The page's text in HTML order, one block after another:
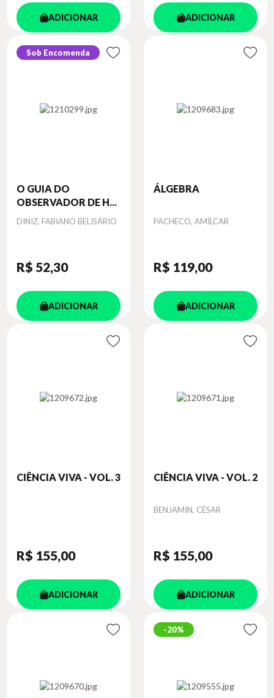
ADICIONAR ADICIONAR
Sob Encomenda
O GUIA DO
OBSERVADOR DE H...
Autor
DINIZ, FABIANO BELISÁRIO
R$ 52,30
ADICIONAR
ÁLGEBRA
Autor
PACHECO, AMÍLCAR
R$ 119,00
ADICIONAR
CIÊNCIA VIVA - VOL. 3
R$ 155,00
ADICIONAR
CIÊNCIA VIVA - VOL. 2
Autor
BENJAMIN, CÉSAR
R$ 155,00
ADICIONAR
20%